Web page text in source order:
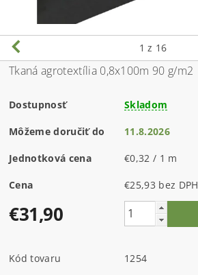
1 z 16
Tkaná agrotextília 0,8x100m 90 g/m2
Dostupnosť Skladom
Môžeme doručiť do 11.8.2026
Jednotková cena €0,32 / 1 m
Cena €25,93 bez DPH
€31,90
Kód tovaru
1254